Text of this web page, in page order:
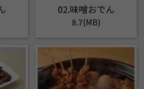
02.味噌おでん
8.7(MB)